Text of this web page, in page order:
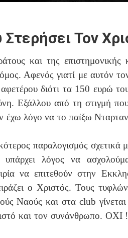
Τον
και της επιστημονικής
Αφενός γιατί με αυτόν
διότι τα 150 ευρώ
Εξάλλου από τη στιγμή που
έχω λόγο να το παίξω
παραλογισμός σχετικά
λόγος να
να επιτεθούν στην
ο Χριστός. Τους
Ναούς και στα club
και τον συνάνθρωπο. ΟΧΙ